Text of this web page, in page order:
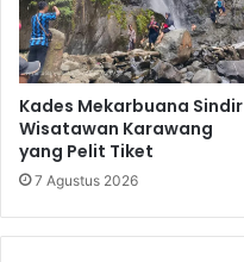
Kades Mekarbuana Sindir
Wisatawan Karawang
yang Pelit Tiket
7 Agustus 2026